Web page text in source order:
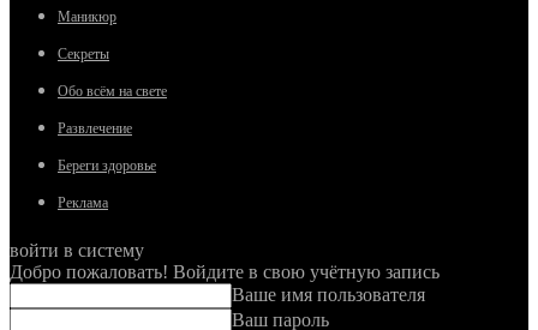
Маникюр
Секреты
Обо всём на свете
Развлечение
Береги здоровье
Реклама
войти в систему
Добро пожаловать! Войдите в свою учётную запись
Ваше имя пользователя
Ваш пароль